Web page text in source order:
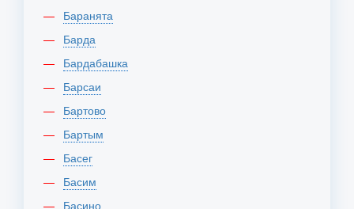
Баранята
Барда
Бардабашка
Барсаи
Бартово
Бартым
Басег
Басим
Басино